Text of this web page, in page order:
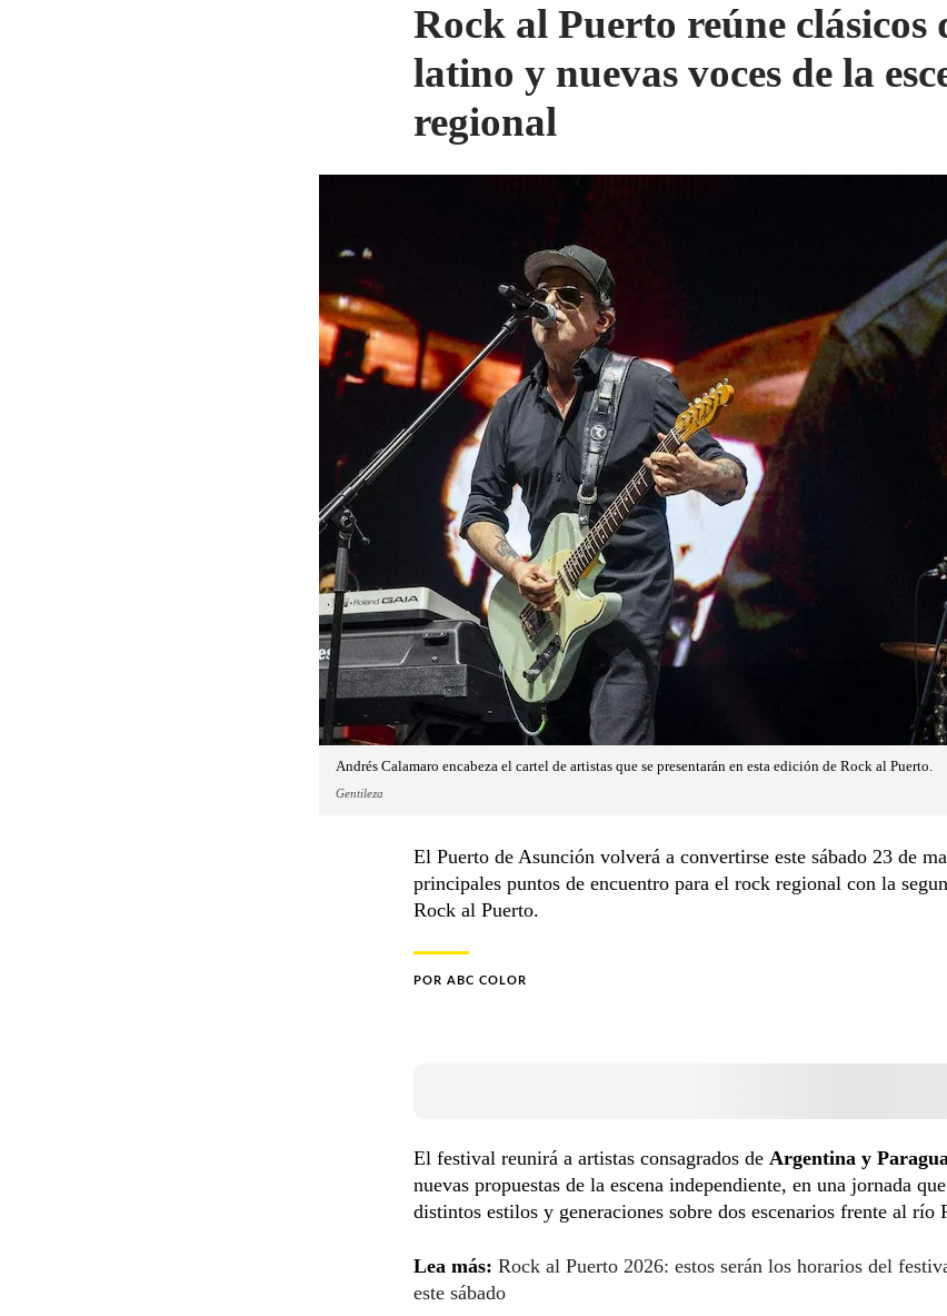
Rock al Puerto reúne clásicos
latino y nuevas voces de la
regional
Andrés Calamaro encabeza el cartel de artistas que se presentarán en esta edición de Rock al Puerto.
Gentileza
El Puerto de Asunción volverá a convertirse este sábado 23 de
principales puntos de encuentro para el rock regional con la
Rock al Puerto.
POR ABC COLOR
El festival reunirá a artistas consagrados de Argentina y
nuevas propuestas de la escena independiente, en una jornada
distintos estilos y generaciones sobre dos escenarios frente al río
Lea más: Rock al Puerto 2026: estos serán los horarios del
este sábado